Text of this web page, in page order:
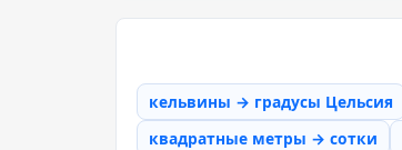
кельвины → градусы Цельсия
квадратные метры → сотки